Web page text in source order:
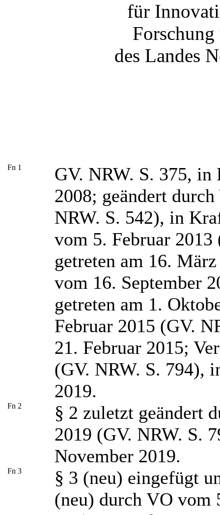
für
des Landes
Fn 1
GV. NRW. S. 375,
2008; geändert
NRW. S. 542), in
vom 5. Februar
getreten am 16.
vom 16. September
getreten am 1.
Februar 2015 (GV.
21. Februar 2015;
(GV. NRW. S. 794),
2019.
Fn 2
§ 2 zuletzt geändert
2019 (GV. NRW. S.
November 2019.
Fn 3
§ 3 (neu) eingefügt
(neu) durch VO vom